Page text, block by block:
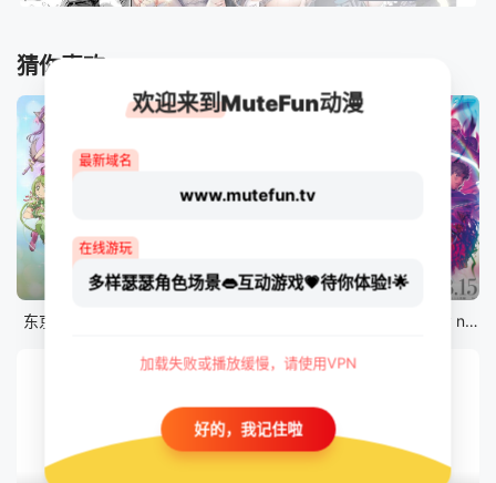
猜你喜欢
12集全
东京猫猫 NEW～♡
12集全 剧场版
剧场版 Fate/stay night [Heaven&#039;s Feel] III.spring song
欢迎来到MuteFun动漫
最新域名
www.mutefun.tv
在线游玩
多样瑟瑟角色场景👄互动游戏💗待你体验!🌟
加载失败或播放缓慢，请使用VPN
好的，我记住啦